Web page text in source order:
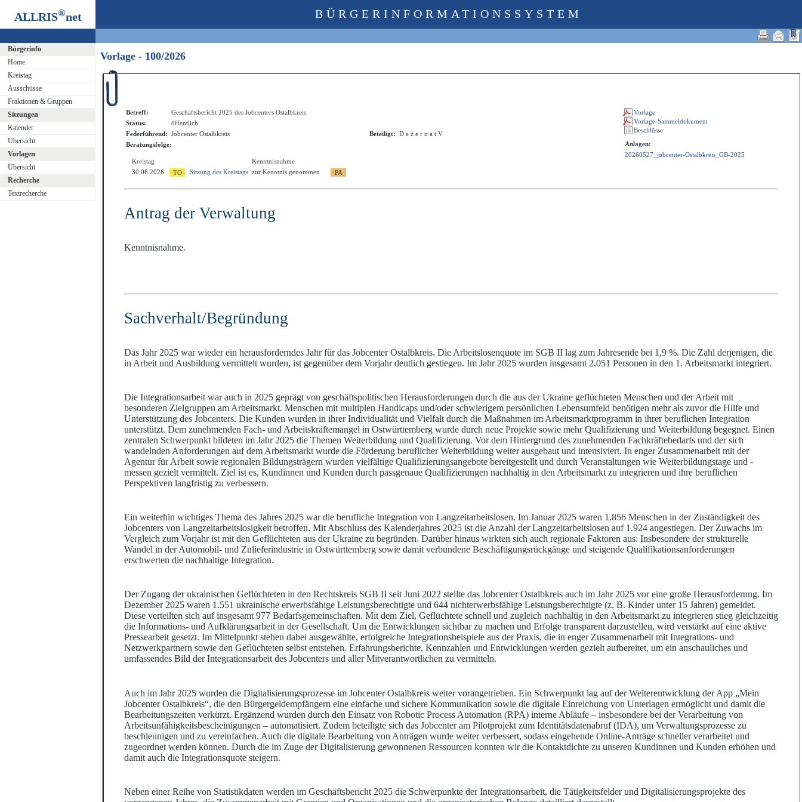
ALLRIS®net
Bürgerinfo
Home
Kreistag
Ausschüsse
Fraktionen & Gruppen
Sitzungen
Kalender
Übersicht
Vorlagen
Übersicht
Recherche
Textrecherche
BÜRGERINFORMATIONSSYSTEM
Vorlage - 100/2026
Betreff:
Geschäftsbericht 2025 des Jobcenters Ostalbkreis
Status:
öffentlich
Federführend: Jobcenter Ostalbkreis Beteiligt: D e z e r n a t V
Beratungsfolge:
Kreistag
Kenntnisnahme
30.06.2026
Sitzung des Kreistags zur Kenntnis genommen
Anlagen:
20260527_jobcenter-Ostalbkreis_GB-2025
Antrag der Verwaltung
Kenntnisnahme.
Sachverhalt/Begründung
Das Jahr 2025 war wieder ein herausforderndes Jahr für das Jobcenter Ostalbkreis. Die Arbeitslosenquote im SGB II lag zum Jahresende bei 1,9 %. Die Zahl derjenigen, die
in Arbeit und Ausbildung vermittelt wurden, ist gegenüber dem Vorjahr deutlich gestiegen. Im Jahr 2025 wurden insgesamt 2.051 Personen in den 1. Arbeitsmarkt integriert.
Die Integrationsarbeit war auch in 2025 geprägt von geschäftspolitischen Herausforderungen durch die aus der Ukraine geflüchteten Menschen und der Arbeit mit
besonderen Zielgruppen am Arbeitsmarkt. Menschen mit multiplen Handicaps und/oder schwierigem persönlichen Lebensumfeld benötigen mehr als zuvor die Hilfe und
Unterstützung des Jobcenters. Die Kunden wurden in ihrer Individualität und Vielfalt durch die Maßnahmen im Arbeitsmarktprogramm in ihrer beruflichen Integration
unterstützt. Dem zunehmenden Fach- und Arbeitskräftemangel in Ostwürttemberg wurde durch neue Projekte sowie mehr Qualifizierung und Weiterbildung begegnet. Einen
zentralen Schwerpunkt bildeten im Jahr 2025 die Themen Weiterbildung und Qualifizierung. Vor dem Hintergrund des zunehmenden Fachkräftebedarfs und der sich
wandelnden Anforderungen auf dem Arbeitsmarkt wurde die Förderung beruflicher Weiterbildung weiter ausgebaut und intensiviert. In enger Zusammenarbeit mit der
Agentur für Arbeit sowie regionalen Bildungsträgern wurden vielfältige Qualifizierungsangebote bereitgestellt und durch Veranstaltungen wie Weiterbildungstage und -
messen gezielt vermittelt. Ziel ist es, Kundinnen und Kunden durch passgenaue Qualifizierungen nachhaltig in den Arbeitsmarkt zu integrieren und ihre beruflichen
Perspektiven langfristig zu verbessern.
Ein weiterhin wichtiges Thema des Jahres 2025 war die berufliche Integration von Langzeitarbeitslosen. Im Januar 2025 waren 1.856 Menschen in der Zuständigkeit des
Jobcenters von Langzeitarbeitslosigkeit betroffen. Mit Abschluss des Kalenderjahres 2025 ist die Anzahl der Langzeitarbeitslosen auf 1.924 angestiegen. Der Zuwachs im
Vergleich zum Vorjahr ist mit den Geflüchteten aus der Ukraine zu begründen. Darüber hinaus wirkten sich auch regionale Faktoren aus: Insbesondere der strukturelle
Wandel in der Automobil- und Zulieferindustrie in Ostwürttemberg sowie damit verbundene Beschäftigungsrückgänge und steigende Qualifikationsanforderungen
erschwerten die nachhaltige Integration.
Der Zugang der ukrainischen Geflüchteten in den Rechtskreis SGB II seit Juni 2022 stellte das Jobcenter Ostalbkreis auch im Jahr 2025 vor eine große Herausforderung. Im
Dezember 2025 waren 1.551 ukrainische erwerbsfähige Leistungsberechtigte und 644 nichterwerbsfähige Leistungsberechtigte (z. B. Kinder unter 15 Jahren) gemeldet.
Diese verteilten sich auf insgesamt 977 Bedarfsgemeinschaften. Mit dem Ziel, Geflüchtete schnell und zugleich nachhaltig in den Arbeitsmarkt zu integrieren stieg gleichzeitig
die Informations- und Aufklärungsarbeit in der Gesellschaft. Um die Entwicklungen sichtbar zu machen und Erfolge transparent darzustellen, wird verstärkt auf eine aktive
Pressearbeit gesetzt. Im Mittelpunkt stehen dabei ausgewählte, erfolgreiche Integrationsbeispiele aus der Praxis, die in enger Zusammenarbeit mit Integrations- und
Netzwerkpartnern sowie den Geflüchteten selbst entstehen. Erfahrungsberichte, Kennzahlen und Entwicklungen werden gezielt aufbereitet, um ein anschauliches und
umfassendes Bild der Integrationsarbeit des Jobcenters und aller Mitverantwortlichen zu vermitteln.
Auch im Jahr 2025 wurden die Digitalisierungsprozesse im Jobcenter Ostalbkreis weiter vorangetrieben. Ein Schwerpunkt lag auf der Weiterentwicklung der App „Mein
Jobcenter Ostalbkreis“, die den Bürgergeldempfängern eine einfache und sichere Kommunikation sowie die digitale Einreichung von Unterlagen ermöglicht und damit die
Bearbeitungszeiten verkürzt. Ergänzend wurden durch den Einsatz von Robotic Process Automation (RPA) interne Abläufe – insbesondere bei der Verarbeitung von
Arbeitsunfähigkeitsbescheinigungen – automatisiert. Zudem beteiligte sich das Jobcenter am Pilotprojekt zum Identitätsdatenabruf (IDA), um Verwaltungsprozesse zu
beschleunigen und zu vereinfachen. Auch die digitale Bearbeitung von Anträgen wurde weiter verbessert, sodass eingehende Online-Anträge schneller verarbeitet und
zugeordnet werden können. Durch die im Zuge der Digitalisierung gewonnenen Ressourcen konnten wir die Kontaktdichte zu unseren Kundinnen und Kunden erhöhen und
damit auch die Integrationsquote steigern.
Neben einer Reihe von Statistikdaten werden im Geschäftsbericht 2025 die Schwerpunkte der Integrationsarbeit, die Tätigkeitsfelder und Digitalisierungsprojekte des